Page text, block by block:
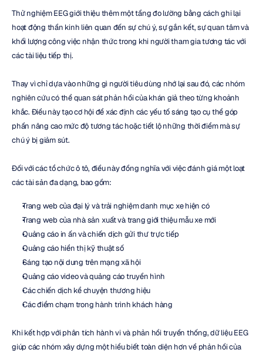
Thử nghiệm EEG giới thiệu thêm một tầng đo lường bằng cách ghi lại
hoạt động thần kinh liên quan đến sự chú ý, sự gắn kết, sự quan tâm và
khối lượng công việc nhận thức trong khi người tham gia tương tác với
các tài liệu tiếp thị.
Thay vì chỉ dựa vào những gì người tiêu dùng nhớ lại sau đó, các nhóm
nghiên cứu có thể quan sát phản hồi của khán giả theo từng khoảnh
khắc. Điều này tạo cơ hội để xác định các yếu tố sáng tạo cụ thể góp
phần nâng cao mức độ tương tác hoặc tiết lộ những thời điểm mà sự
chú ý bị giảm sút.
Đối với các tổ chức ô tô, điều này đồng nghĩa với việc đánh giá một loạt
các tài sản đa dạng, bao gồm:
Trang web của đại lý và trải nghiệm danh mục xe hiện có
Trang web của nhà sản xuất và trang giới thiệu mẫu xe mới
Quảng cáo in ấn và chiến dịch gửi thư trực tiếp
Quảng cáo hiển thị kỹ thuật số
Sáng tạo nội dung trên mạng xã hội
Quảng cáo video và quảng cáo truyền hình
Các chiến dịch kể chuyện thương hiệu
Các điểm chạm trong hành trình khách hàng
Khi kết hợp với phân tích hành vi và phản hồi truyền thống, dữ liệu EEG
giúp các nhóm xây dựng một hiểu biết toàn diện hơn về phản hồi của